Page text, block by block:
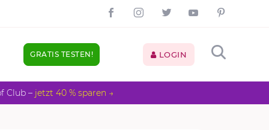
GRATIS TESTEN! LOGIN
Club – jetzt 40 % sparen →